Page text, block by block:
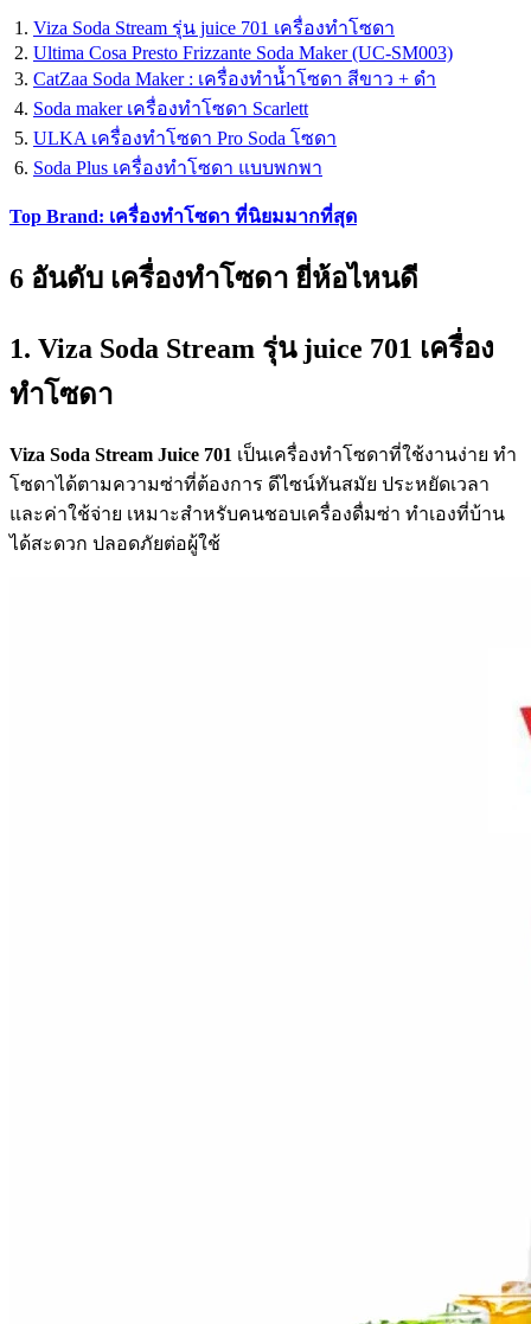
Viza Soda Stream รุ่น juice 701 เครื่องทำโซดา
Ultima Cosa Presto Frizzante Soda Maker (UC-SM003)
CatZaa Soda Maker : เครื่องทำน้ำโซดา สีขาว + ดำ
Soda maker เครื่องทำโซดา Scarlett
ULKA เครื่องทำโซดา Pro Soda โซดา
Soda Plus เครื่องทำโซดา แบบพกพา
Top Brand: เครื่องทำโซดา ที่นิยมมากที่สุด
6 อันดับ เครื่องทำโซดา ยี่ห้อไหนดี
1. Viza Soda Stream รุ่น juice 701 เครื่อง
ทำโซดา
Viza Soda Stream Juice 701 เป็นเครื่องทำโซดาที่ใช้งานง่าย ทำ
โซดาได้ตามความซ่าที่ต้องการ ดีไซน์ทันสมัย ประหยัดเวลา
และค่าใช้จ่าย เหมาะสำหรับคนชอบเครื่องดื่มซ่า ทำเองที่บ้าน
ได้สะดวก ปลอดภัยต่อผู้ใช้